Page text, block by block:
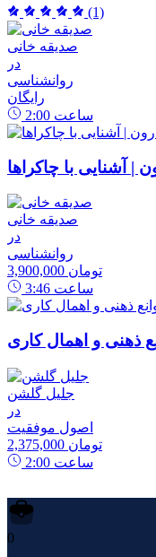
(1)
صدیقه خانی
در
روانشناسی
رایگان
2:00 ساعت
| آشنایی با چاکراها
صدیقه خانی
در
روانشناسی
3,900,000 تومان
3:46 ساعت
ذهنی و اهمال کاری
جلیل گلشن
در
اصول موفقیت
2,375,000 تومان
2:00 ساعت
0